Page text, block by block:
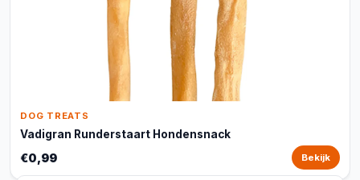
DOG TREATS
Vadigran Runderstaart Hondensnack
€0,99 Bekijk